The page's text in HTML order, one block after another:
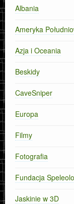
Albania
Ameryka
Azja i Oceania
Beskidy
CaveSniper
Europa
Filmy
Fotografia
Fundacja
Jaskinie w 3D